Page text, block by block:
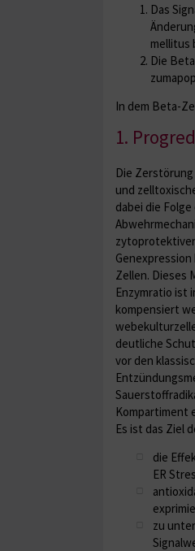
Das
mellitus
Die
In dem Beta-
1.
Die
und
dabei die
Zellen. Dieses
Enzymratio ist
kompensiert
deutliche
vor den
Kompartiment
Es ist das Ziel
die
ER
zu